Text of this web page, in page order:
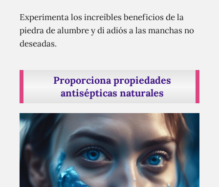
Experimenta los increíbles beneficios de la
piedra de alumbre y di adiós a las manchas no
deseadas.
Proporciona propiedades
antisépticas naturales